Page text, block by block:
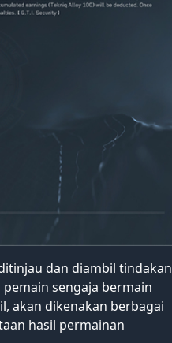
dan diambil tindakan
sengaja bermain
akan dikenakan berbagai
hasil permainan